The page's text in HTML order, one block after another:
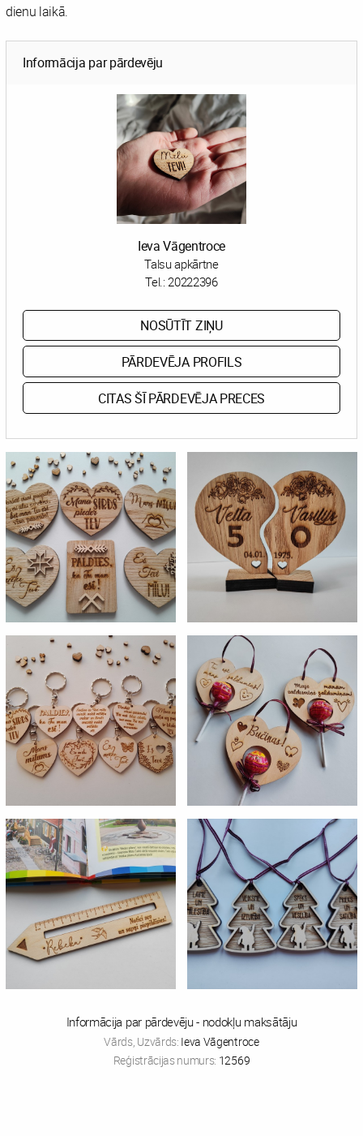
dienu laikā.
Informācija par pārdevēju
Ieva Vāgentroce
Talsu apkārtne
Tel.:20222396
NOSŪTĪT ZIŅU
PĀRDEVĒJA PROFILS
CITAS ŠĪ PĀRDEVĒJA PRECES
Informācija par pārdevēju - nodokļu maksātāju
Vārds, Uzvārds: Ieva Vāgentroce
Reģistrācijas numurs: 12569